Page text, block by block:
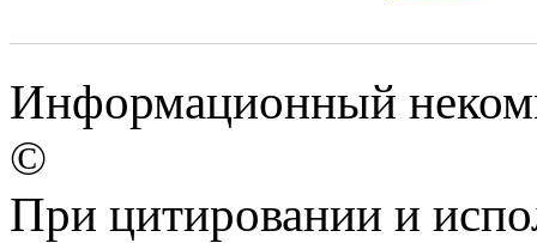
Информационный
©
При цитировании и